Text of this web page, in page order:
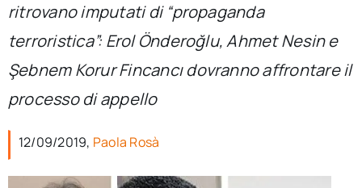
Newsletter
ritrovano imputati di “propaganda
terroristica”: Erol Önderoğlu, Ahmet Nesin e
Şebnem Korur Fincancı dovranno affrontare il
processo di appello
12/09/2019, Paola Rosà